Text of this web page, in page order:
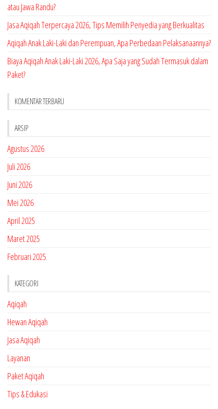
atau Jawa Randu?
Jasa Aqiqah Terpercaya 2026, Tips Memilih Penyedia yang Berkualitas
Aqiqah Anak Laki-Laki dan Perempuan, Apa Perbedaan Pelaksanaannya?
Biaya Aqiqah Anak Laki-Laki 2026, Apa Saja yang Sudah Termasuk dalam
Paket?
KOMENTAR TERBARU
ARSIP
Agustus 2026
Juli 2026
Juni 2026
Mei 2026
April 2025
Maret 2025
Februari 2025
KATEGORI
Aqiqah
Hewan Aqiqah
Jasa Aqiqah
Layanan
Paket Aqiqah
Tips & Edukasi